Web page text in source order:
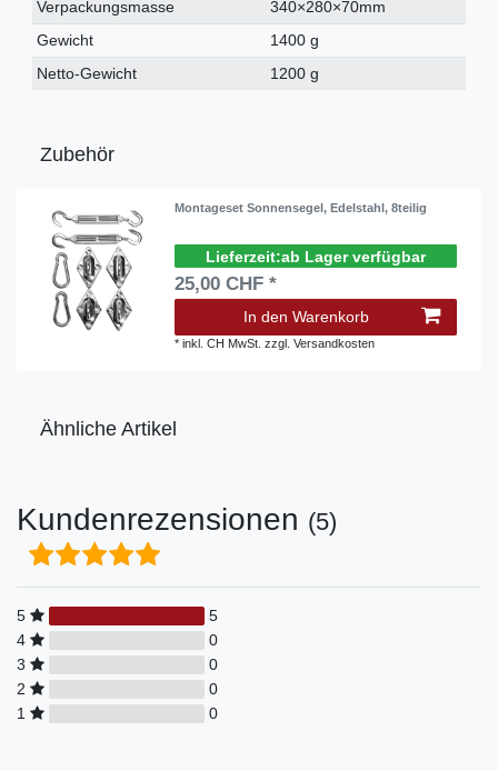
Verpackungsmasse
340×280×70mm
Gewicht
1400 g
Netto-Gewicht
1200 g
Zubehör
Montageset Sonnensegel, Edelstahl, 8teilig
ab Lager verfügbar
25,00 CHF *
In den Warenkorb
*inkl. CH MwSt. zzgl.Versandkosten
Ähnliche Artikel
Kundenrezensionen (5)
5
5
4
0
3
0
2
0
1
0